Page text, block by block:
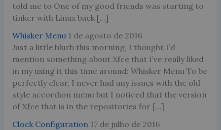
told me to One of my good friends was starting to
tinker with Linux back […]
Whisker Menu 1 de agosto de 2016
Just a little blurb this morning, I thought I’d
mention something about Xfce that I’ve really liked
in my using it this time around: Whisker Menu To be
perfectly clear, I never had any issues with the old
style accordion menu but I noticed that the version
of Xfce that is in the repositories for […]
Clock Configuration 17 de julho de 2016